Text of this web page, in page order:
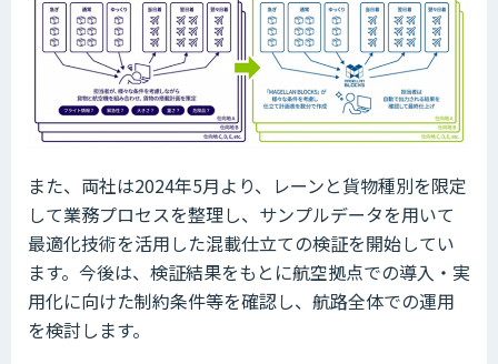
また、両社は2024年5月より、レーンと貨物種別を限定
して業務プロセスを整理し、サンプルデータを用いて
最適化技術を活用した混載仕立ての検証を開始してい
ます。今後は、検証結果をもとに航空拠点での導入・実
用化に向けた制約条件等を確認し、航路全体での運用
を検討します。